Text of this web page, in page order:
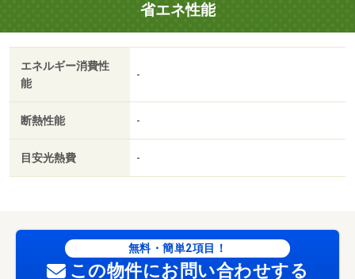
湊高台中央公園（公園）まで５４３ｍ
省エネ性能
エネルギー消費性
能
-
断熱性能 -
目安光熱費 -
無料・簡単2項目！
この物件にお問い合わせする